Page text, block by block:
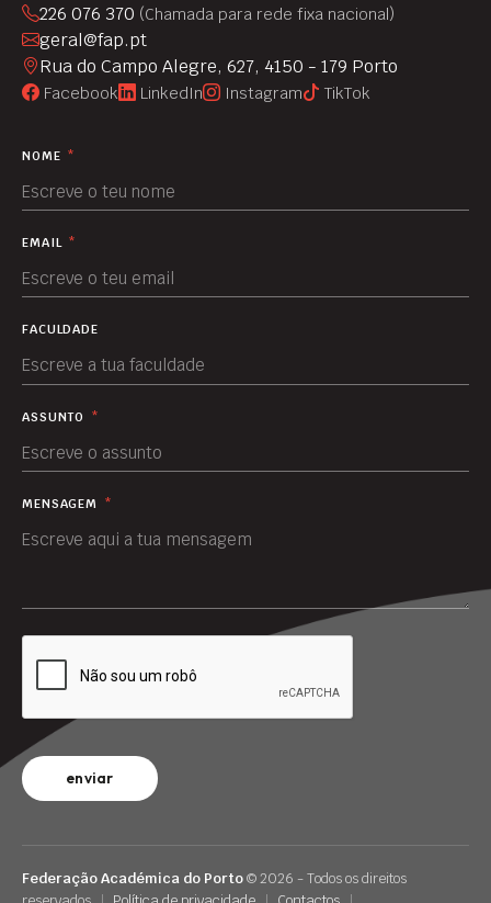
226 076 370 (Chamada para rede fixa nacional)
geral@fap.pt
Rua do Campo Alegre, 627, 4150 - 179 Porto
Facebook LinkedIn Instagram TikTok
NOME *
EMAIL *
FACULDADE
ASSUNTO *
MENSAGEM *
enviar
Federação Académica do Porto© 2026 - Todos os direitos